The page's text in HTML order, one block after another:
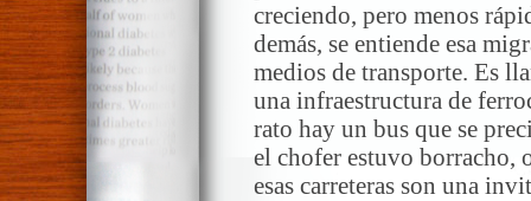
creciendo, pero menos
demás, se entiende esa
medios de transporte. Es
una infraestructura de
rato hay un bus que se
el chofer estuvo borracho,
esas carreteras son una